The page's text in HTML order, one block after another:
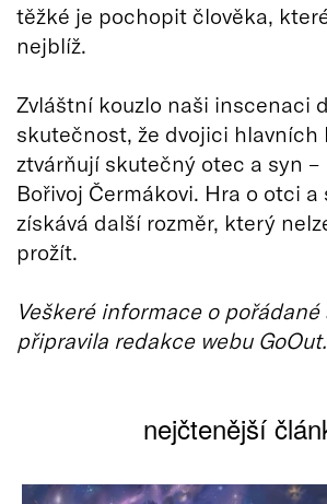
těžké je pochopit člověka,
nejblíž.
Zvláštní kouzlo naši inscenaci
skutečnost, že dvojici hlavních
ztvárňují skutečný otec a syn –
Bořivoj Čermákovi. Hra o otci a
získává další rozměr, který
prožít.
Veškeré informace o pořádané
připravila redakce webu GoOut.
nejčtenější